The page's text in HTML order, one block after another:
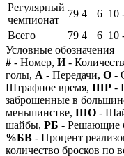
Регулярный
чемпионат
79 4 6 10
Всего
79 4 6 10
Условные обозначения
# - Номер, И-
голы, А - Передачи, О -
Штрафное время, ШР -
заброшенные в
меньшинстве, ШО -
шайбы, РБ - Решающие
%БВ - Процент
количество бросков по